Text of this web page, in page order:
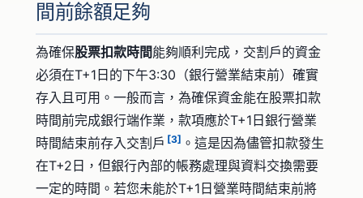
間前餘額足夠
為確保股票扣款時間能夠順利完成，交割戶的資金
必須在T+1日的下午3:30（銀行營業結束前）確實
存入且可用。一般而言，為確保資金能在股票扣款
時間前完成銀行端作業，款項應於T+1日銀行營業
時間結束前存入交割戶 [3] 。這是因為儘管扣款發生
在T+2日，但銀行內部的帳務處理與資料交換需要
一定的時間。若您未能於T+1日營業時間結束前將